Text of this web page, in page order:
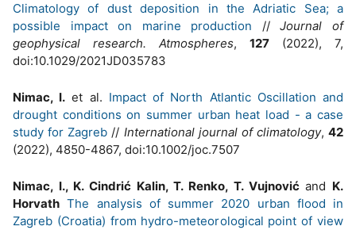
Climatology of dust deposition in the Adriatic Sea; a
possible impact on marine production //Journal of
geophysical research. Atmospheres, 127 (2022), 7,
doi:10.1029/2021JD035783
Nimac, I. et al. Impact of North Atlantic Oscillation and
drought conditions on summer urban heat load - a case
study for Zagreb // International journal of climatology, 42
(2022), 4850-4867, doi:10.1002/joc.7507
Nimac, I., K. Cindrić Kalin, T. Renko, T. Vujnovićand K.
Horvath The analysis of summer 2020 urban flood in
Zagreb (Croatia) from hydro-meteorological point of view